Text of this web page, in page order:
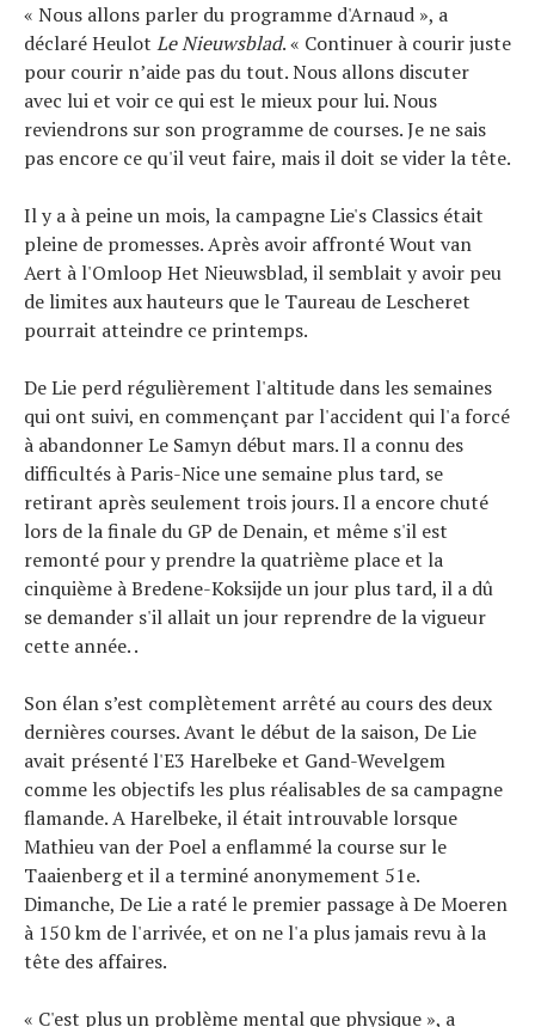
« Nous allons parler du programme d'Arnaud », a
déclaré Heulot Le Nieuwsblad. « Continuer à courir juste
pour courir n’aide pas du tout. Nous allons discuter
avec lui et voir ce qui est le mieux pour lui. Nous
reviendrons sur son programme de courses. Je ne sais
pas encore ce qu'il veut faire, mais il doit se vider la tête.
Il y a à peine un mois, la campagne Lie's Classics était
pleine de promesses. Après avoir affronté Wout van
Aert à l'Omloop Het Nieuwsblad, il semblait y avoir peu
de limites aux hauteurs que le Taureau de Lescheret
pourrait atteindre ce printemps.
De Lie perd régulièrement l'altitude dans les semaines
qui ont suivi, en commençant par l'accident qui l'a forcé
à abandonner Le Samyn début mars. Il a connu des
difficultés à Paris-Nice une semaine plus tard, se
retirant après seulement trois jours. Il a encore chuté
lors de la finale du GP de Denain, et même s'il est
remonté pour y prendre la quatrième place et la
cinquième à Bredene-Koksijde un jour plus tard, il a dû
se demander s'il allait un jour reprendre de la vigueur
cette année. .
Son élan s’est complètement arrêté au cours des deux
dernières courses. Avant le début de la saison, De Lie
avait présenté l'E3 Harelbeke et Gand-Wevelgem
comme les objectifs les plus réalisables de sa campagne
flamande. A Harelbeke, il était introuvable lorsque
Mathieu van der Poel a enflammé la course sur le
Taaienberg et il a terminé anonymement 51e.
Dimanche, De Lie a raté le premier passage à De Moeren
à 150 km de l'arrivée, et on ne l'a plus jamais revu à la
tête des affaires.
« C'est plus un problème mental que physique », a